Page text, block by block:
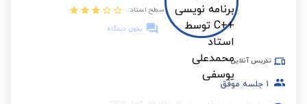
سطح استاد:
بدون دیدگاه
تدریس آنلاین
1 جلسه موفق